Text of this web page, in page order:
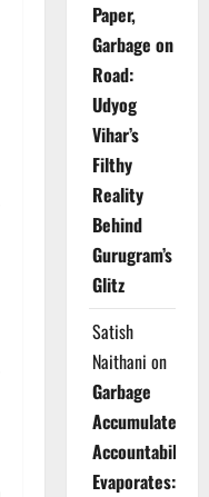
Paper,
Garbage on
Road:
Udyog
Vihar’s
Filthy
Reality
Behind
Gurugram’s
Glitz
Satish
Naithani on
Garbage
Accumulates,
Accountability
Evaporates: